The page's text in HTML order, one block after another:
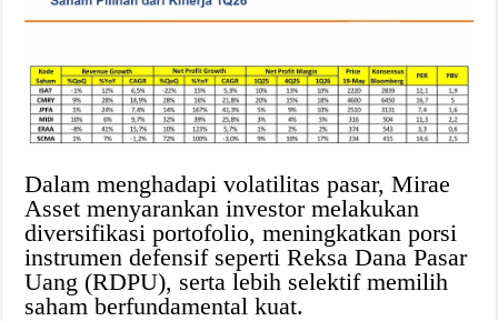
Dalam menghadapi volatilitas pasar, Mirae
Asset menyarankan investor melakukan
diversifikasi portofolio, meningkatkan porsi
instrumen defensif seperti Reksa Dana Pasar
Uang (RDPU), serta lebih selektif memilih
saham berfundamental kuat.